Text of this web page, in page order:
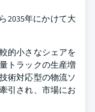
2035年にかけて大
的小さなシェアを
トラックの生産増
術対応型の物流ソ
引され、市場にお